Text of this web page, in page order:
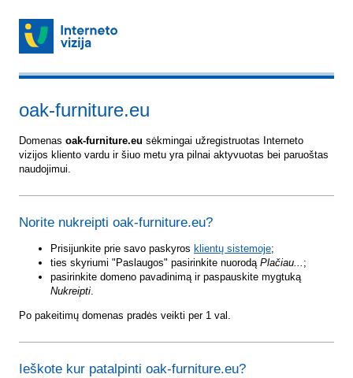
oak-furniture.eu
Domenas oak-furniture.eu sėkmingai užregistruotas Interneto
vizijos kliento vardu ir šiuo metu yra pilnai aktyvuotas bei paruoštas
naudojimui.
Norite nukreipti oak-furniture.eu?
Prisijunkite prie savo paskyros klientų sistemoje;
ties skyriumi "Paslaugos" pasirinkite nuorodą Plačiau... ;
pasirinkite domeno pavadinimą ir paspauskite mygtuką
Nukreipti.
Po pakeitimų domenas pradės veikti per 1 val.
Ieškote kur patalpinti oak-furniture.eu?